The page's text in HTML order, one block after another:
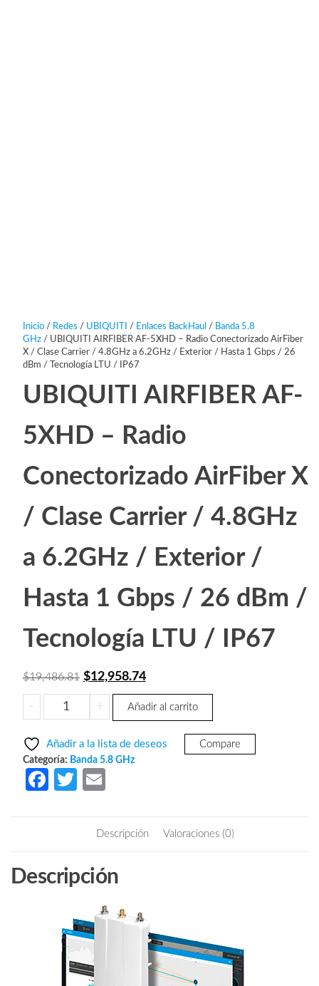
Inicio/ Redes / UBIQUITI / Enlaces BackHaul / Banda 5.8
GHz/ UBIQUITI AIRFIBER AF-5XHD – Radio Conectorizado AirFiber
X / Clase Carrier / 4.8GHz a 6.2GHz / Exterior / Hasta 1 Gbps / 26
dBm / Tecnología LTU / IP67
UBIQUITI AIRFIBER AF-
5XHD – Radio
Conectorizado AirFiber X
/ Clase Carrier / 4.8GHz
a 6.2GHz / Exterior /
Hasta 1 Gbps / 26 dBm /
Tecnología LTU / IP67
$19,486.81 El
precio
original
$19,486.81.
$12,958.74El
precio
$12,958.74.
-
UBIQUITI
AIRFIBER
5XHD
-
Radio
Clase
Carrier
4.8GHz
6.2GHz
+ Añadir al carrito
Añadir a la lista de deseos Compare
Categoría: Banda 5.8 GHz
Fa
o
T
itt
ail
Descripción Valoraciones (0)
Descripción